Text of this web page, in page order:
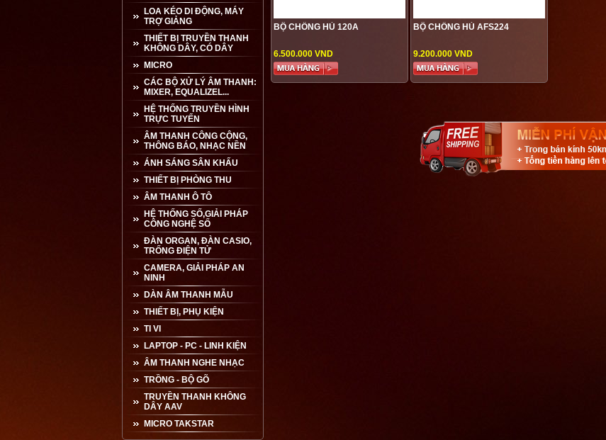
LOA KÉO DI ĐỘNG, MÁY
TRỢ GIẢNG
THIẾT BỊ TRUYỀN THANH
KHÔNG DÂY, CÓ DÂY
MICRO
CÁC BỘ XỬ LÝ ÂM THANH:
MIXER, EQUALIZEL...
HỆ THỐNG TRUYỀN HÌNH
TRỰC TUYẾN
ÂM THANH CÔNG CỘNG,
THÔNG BÁO, NHẠC NỀN
ÁNH SÁNG SÂN KHẤU
THIẾT BỊ PHÒNG THU
ÂM THANH Ô TÔ
HỆ THỐNG SỐ,GIẢI PHÁP
CÔNG NGHỆ SỐ
ĐÀN ORGAN, ĐÀN CASIO,
TRỐNG ĐIỆN TỬ
CAMERA, GIẢI PHÁP AN
NINH
DÀN ÂM THANH MẪU
THIẾT BỊ, PHỤ KIỆN
TI VI
LAPTOP - PC - LINH KIỆN
ÂM THANH NGHE NHẠC
TRỒNG - BỘ GÕ
TRUYỀN THANH KHÔNG
DÂY AAV
MICRO TAKSTAR
BỘ CHỐNG HÚ 120A
6.500.000 VND
BỘ CHỐNG HÚ AFS224
9.200.000 VND